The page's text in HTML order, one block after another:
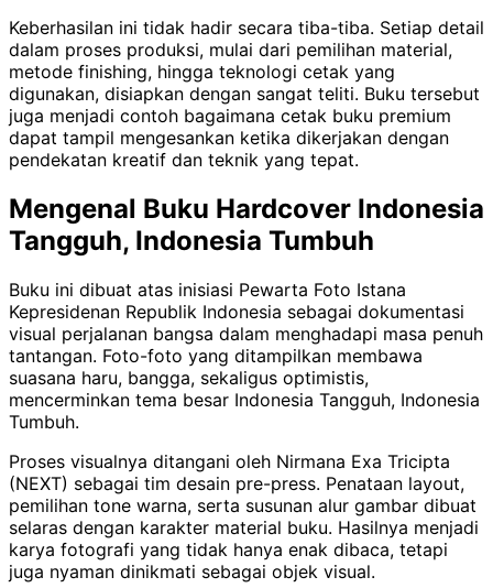
Keberhasilan ini tidak hadir secara tiba-tiba. Setiap detail
dalam proses produksi, mulai dari pemilihan material,
metode finishing, hingga teknologi cetak yang
digunakan, disiapkan dengan sangat teliti. Buku tersebut
juga menjadi contoh bagaimana cetak buku premium
dapat tampil mengesankan ketika dikerjakan dengan
pendekatan kreatif dan teknik yang tepat.
Mengenal Buku Hardcover Indonesia
Tangguh, Indonesia Tumbuh
Buku ini dibuat atas inisiasi Pewarta Foto Istana
Kepresidenan Republik Indonesia sebagai dokumentasi
visual perjalanan bangsa dalam menghadapi masa penuh
tantangan. Foto-foto yang ditampilkan membawa
suasana haru, bangga, sekaligus optimistis,
mencerminkan tema besar Indonesia Tangguh, Indonesia
Tumbuh.
Proses visualnya ditangani oleh Nirmana Exa Tricipta
(NEXT) sebagai tim desain pre-press. Penataan layout,
pemilihan tone warna, serta susunan alur gambar dibuat
selaras dengan karakter material buku. Hasilnya menjadi
karya fotografi yang tidak hanya enak dibaca, tetapi
juga nyaman dinikmati sebagai objek visual.